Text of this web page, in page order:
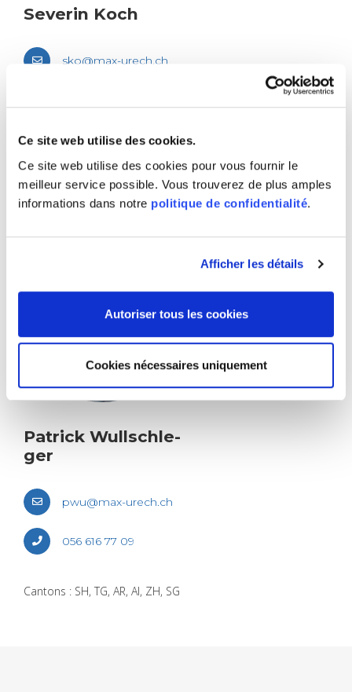
Ce site web utilise des cookies.
Ce site web utilise des cookies pour vous fournir le
meilleur service possible. Vous trouverez de plus amples
informations dans notre politique de confidentialité.
Afficher les détails
Autoriser tous les cookies
Cookies nécessaires uniquement
Seve­rin Koch
sko@​max-​urech.​ch
Can­tons: BL, BS, GL, LU, NW,
OW, SZ, UR, ZG
Patrick Wull­schle­
ger
pwu@​max-​urech.​ch
056 616 77 09
Can­tons : SH, TG, AR, AI, ZH, SG